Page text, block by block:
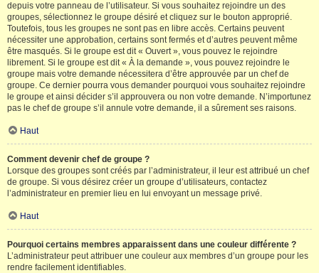
depuis votre panneau de l’utilisateur. Si vous souhaitez rejoindre un des
groupes, sélectionnez le groupe désiré et cliquez sur le bouton approprié.
Toutefois, tous les groupes ne sont pas en libre accès. Certains peuvent
nécessiter une approbation, certains sont fermés et d’autres peuvent même
être masqués. Si le groupe est dit « Ouvert », vous pouvez le rejoindre
librement. Si le groupe est dit « À la demande », vous pouvez rejoindre le
groupe mais votre demande nécessitera d’être approuvée par un chef de
groupe. Ce dernier pourra vous demander pourquoi vous souhaitez rejoindre
le groupe et ainsi décider s’il approuvera ou non votre demande. N’importunez
pas le chef de groupe s’il annule votre demande, il a sûrement ses raisons.
Haut
Comment devenir chef de groupe ?
Lorsque des groupes sont créés par l’administrateur, il leur est attribué un chef
de groupe. Si vous désirez créer un groupe d’utilisateurs, contactez
l’administrateur en premier lieu en lui envoyant un message privé.
Haut
Pourquoi certains membres apparaissent dans une couleur différente ?
L’administrateur peut attribuer une couleur aux membres d’un groupe pour les
rendre facilement identifiables.